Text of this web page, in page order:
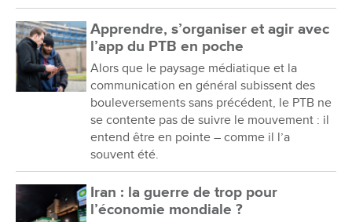
Apprendre, s’organiser et agir avec
l’app du PTB en poche
Alors que le paysage médiatique et la
communication en général subissent des
bouleversements sans précédent, le PTB ne
se contente pas de suivre le mouvement : il
entend être en pointe – comme il l’a
souvent été.
Iran : la guerre de trop pour
l’économie mondiale ?